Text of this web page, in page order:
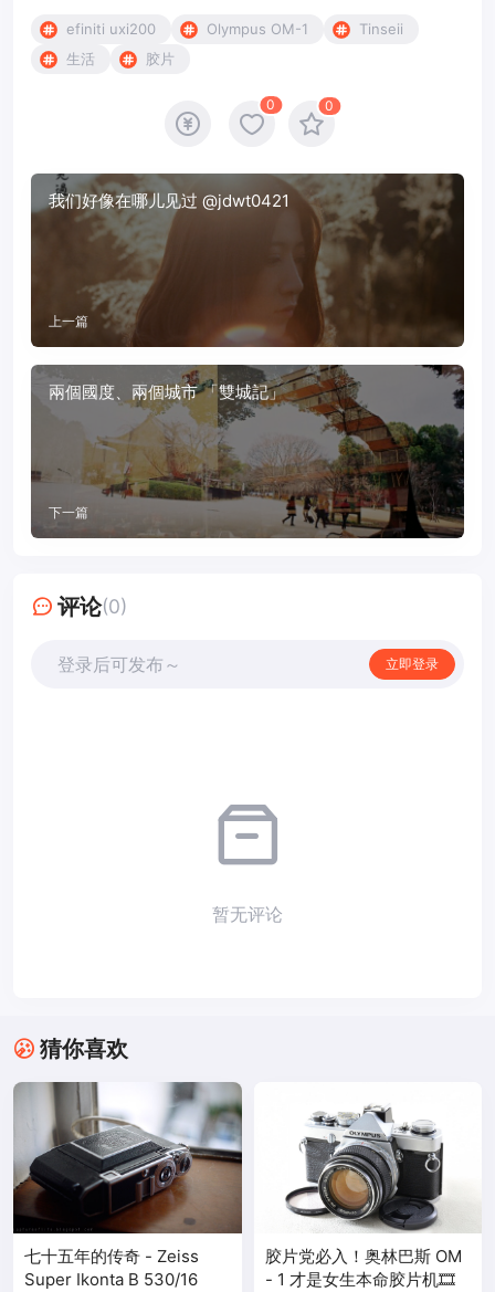
efiniti uxi200 Olympus OM-1
Tinseii
生活
胶片
0 0
我们好像在哪儿见过 @jdwt0421
上一篇
兩個國度、兩個城市 「雙城記」
下一篇
评论(0)
登录后可发布～ 立即登录
暂无评论
猜你喜欢
七十五年的传奇 - Zeiss
Super Ikonta B 530/16
胶片党必入！奥林巴斯 OM
- 1 才是女生本命胶片机🎞️